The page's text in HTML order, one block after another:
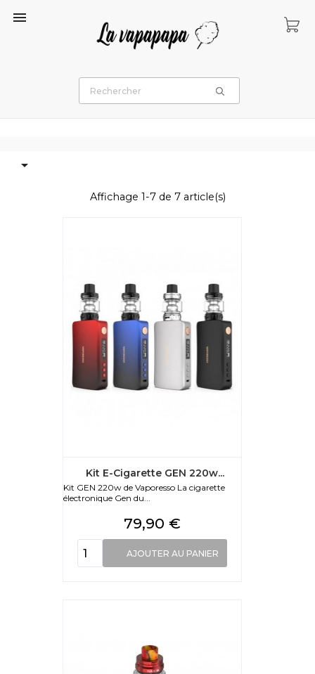


Affichage 1-7 de 7 article(s)
Kit E-Cigarette GEN 220w...
Kit GEN 220w de Vaporesso La cigarette
électronique Gen du...
Prix
79,90 €
AJOUTER AU PANIER